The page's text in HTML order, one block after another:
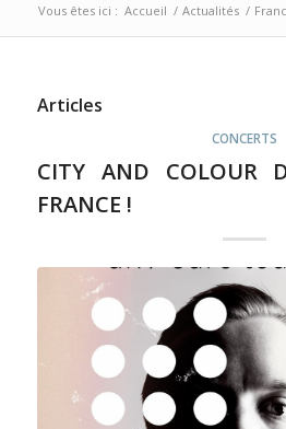
Vous êtes ici : Accueil / Actualités /
Articles
CONCERTS
CITY AND COLOUR
FRANCE !